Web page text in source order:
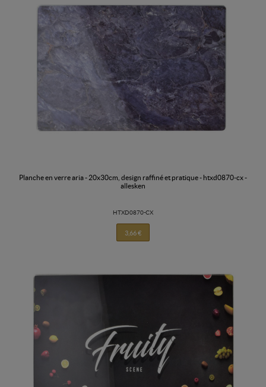
planche en verre aria - 20x30cm, design raffiné et pratique - htxd0870-cx -
allesken
HTXD0870-CX
3,66 €